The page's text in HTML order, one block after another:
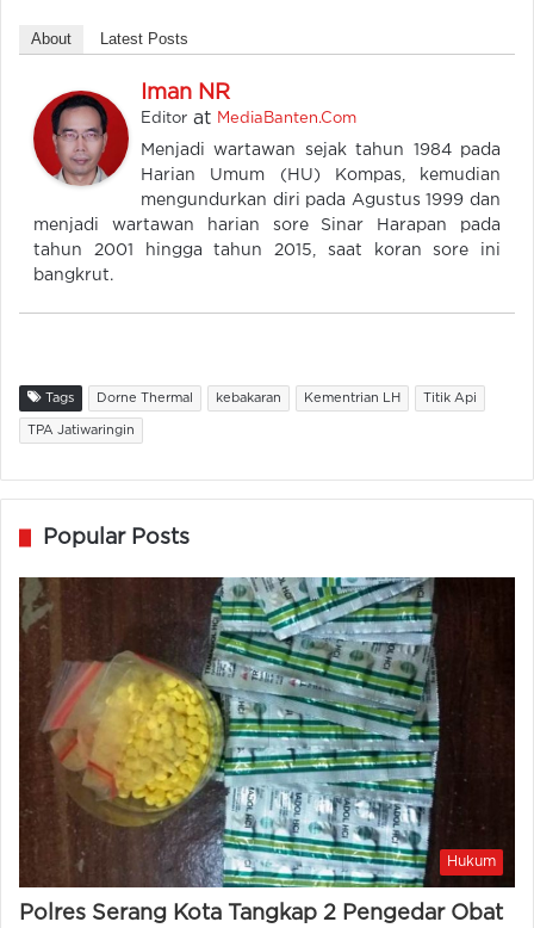
About Latest Posts
Iman NR
Editor at MediaBanten.Com
Menjadi wartawan sejak tahun 1984 pada
Harian Umum (HU) Kompas, kemudian
mengundurkan diri pada Agustus 1999 dan
menjadi wartawan harian sore Sinar Harapan pada
tahun 2001 hingga tahun 2015, saat koran sore ini
bangkrut.
Tags Dorne Thermal kebakaran Kementrian LH Titik Api
TPA Jatiwaringin
Popular Posts
Hukum
Polres Serang Kota Tangkap 2 Pengedar Obat